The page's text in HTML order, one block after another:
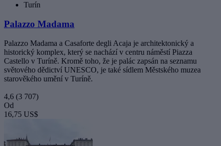
Turín
Palazzo Madama
Palazzo Madama a Casaforte degli Acaja je architektonický a
historický komplex, který se nachází v centru náměstí Piazza
Castello v Turíně. Kromě toho, že je palác zapsán na seznamu
světového dědictví UNESCO, je také sídlem Městského muzea
starověkého umění v Turíně.
4,6 (3 707)
Od
16,75 US$